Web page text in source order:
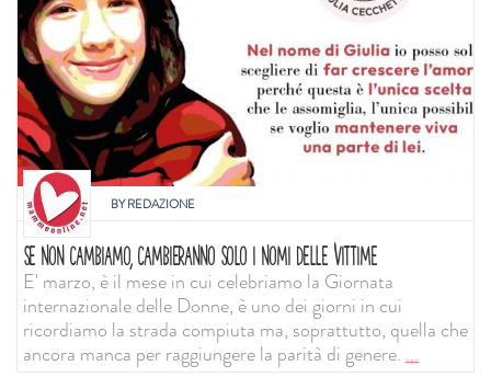
BYREDAZIONE
SE NON CAMBIAMO, CAMBIERANNO SOLO I NOMI DELLE VITTIME
E' marzo, è il mese in cui celebriamo la Giornata
internazionale delle Donne, è uno dei giorni in cui
ricordiamo la strada compiuta ma, soprattutto, quella che
ancora manca per raggiungere la parità di genere. ...